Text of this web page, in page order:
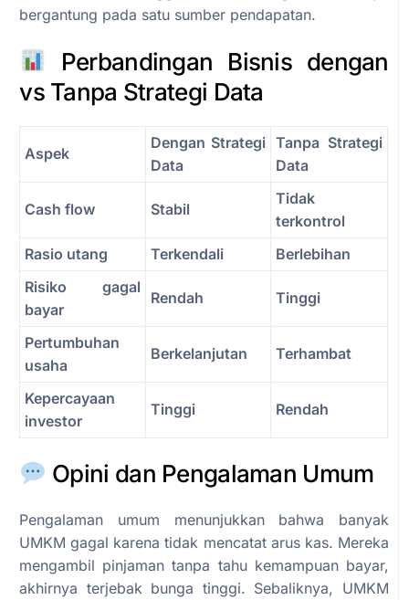
bergantung pada satu sumber pendapatan.
Perbandingan Bisnis dengan
vs Tanpa Strategi Data
Aspek
Dengan Strategi
Data
Tanpa Strategi
Data
Cash flow Stabil
Tidak
terkontrol
Rasio utang
Terkendali
Berlebihan
Risiko gagal
bayar
Rendah Tinggi
Pertumbuhan
usaha
Berkelanjutan Terhambat
Kepercayaan
investor
Tinggi Rendah
Opini dan Pengalaman Umum
Pengalaman umum menunjukkan bahwa banyak
UMKM gagal karena tidak mencatat arus kas. Mereka
mengambil pinjaman tanpa tahu kemampuan bayar,
akhirnya terjebak bunga tinggi. Sebaliknya, UMKM